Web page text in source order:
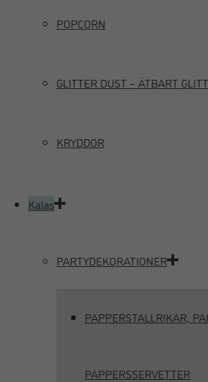
POPCORN
GLITTER DUST – ÄTBART
KRYDDOR
Kalas
PARTYDEKORATIONER
PAPPERSTALLRIKAR,
PAPPERSSERVETTER